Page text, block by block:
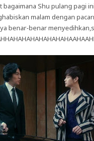
Shu pulang pagi
malam dengan
benar-benar